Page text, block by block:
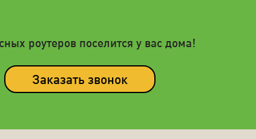
роутеров поселится у вас дома!
Заказать звонок